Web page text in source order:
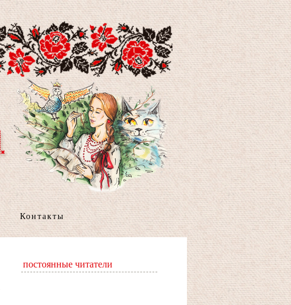
Контакты
постоянные читатели